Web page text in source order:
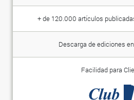
+ de 120.000 artículos
Descarga de ediciones
Facilidad para